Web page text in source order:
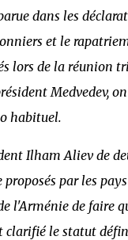
dans les
et le
lors de la réunion
Medvedev,
habituel.
Ilham Aliev de
proposés par les
l'Arménie de faire
clarifié le statut